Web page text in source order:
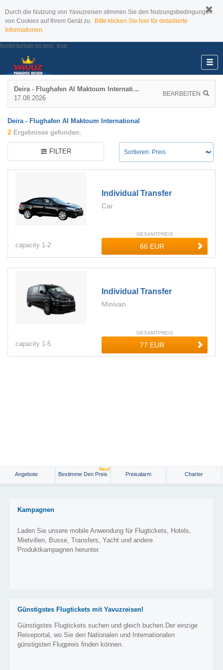
Durch die Nutzung von Yavuzreisen stimmen Sie den Nutzungsbedingungen
von Cookies auf Ihrem Gerät zu. Bitte klicken Sie hier für detaillierte
Informationen.
footer.tursab.no.text: true
Deira - Flughafen Al Maktoum International
17.08.2026
BEARBEITEN
Deira - Flughafen Al Maktoum International
2 Ergebnisse gefunden.
FILTER
Individual Transfer
Car
capacity 1-2
GESAMTPREIS
Individual Transfer
Minivan
capacity 1-5
GESAMTPREIS
Angebote Bestimme Den Preis
Neu!
Preisalarm Charter
Kampagnen
Laden Sie unsere mobile Anwendung für Flugtickets, Hotels,
Mietvillen, Busse, Transfers, Yacht und andere
Produktkampagnen herunter.
Günstigstes Flugtickets mit Yavuzreisen!
Günstigstes Flugtickets suchen und gleich buchen.Der einzige
Reiseportal, wo Sie den Nationalen und Internationalen
günstigsten Flugpreis finden können.